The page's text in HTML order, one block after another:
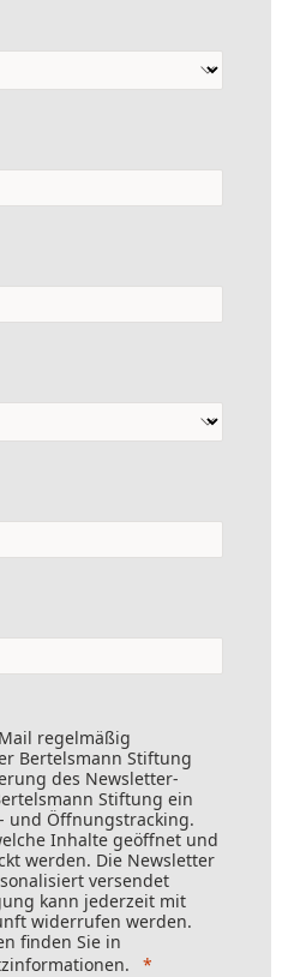
regelmäßig
Bertelsmann Stiftung
des Newsletter-
Stiftung ein
und Öffnungstracking.
Inhalte geöffnet und
werden. Die Newsletter
versendet
kann jederzeit mit
widerrufen werden.
finden Sie in
.